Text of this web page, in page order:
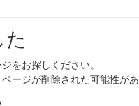
をお探しください。
ージが削除された可能性が